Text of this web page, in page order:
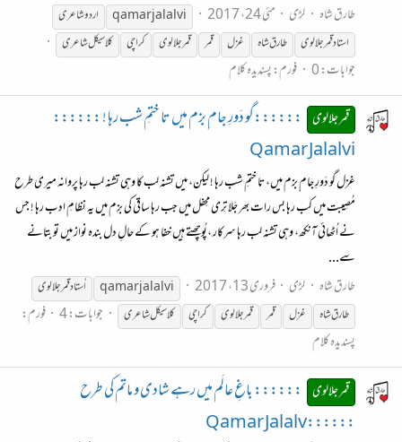
طارق شاہ
لڑی مئی 24، 2017 qamarjalalvi
اردو شاعری
استاد قمر جلالوی
طارق شاہ غزل قمر قمر جلالوی کراچی کلاسیکل شاعری
جوابات: 0 فورم:پسندیدہ کلام
قمر جلالوی ::::::گو دَورِ جام ِبزم میں تا ختمِ شب رہا ! ::::::
Qamar Jalalvi
غزل گو دَورِ جام ِبزم میں، تا ختمِ شب رہا ! لیکن، میں تشنہ لب کا وہی تشنہ لب رہا پروانہ میری طرح
مُصِیبت میں کب رہا بس رات بھر جَلا تِری محِفل میں جب رہا ساقی کی بزم میں یہ نظامِ ادب رہا ! جس
نے اُٹھائی آنکھ، وہی تشنہ لب رہا سرکار ،پُوچھتے ہیں خفا ہو کے حالِ دل بندہ نواز میں تو بتانے
سے...
طارق شاہ
لڑی فروری 13، 2017 qamarjalalvi
اُستاد قمرجلالوی
طارق شاہ
غزل قمر قمر جلالوی کراچی کلاسیکل شاعری جوابات: 4
فورم:
پسندیدہ کلام
قمر جلالوی :::::: باغِ عالَم میں رہے شادی و ماتم کی طرح
::::::Qamar Jalalv